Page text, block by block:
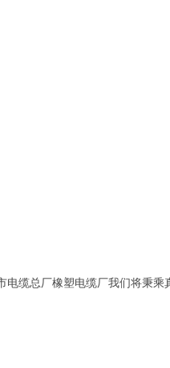
缆总厂橡塑电缆厂我们将秉乘